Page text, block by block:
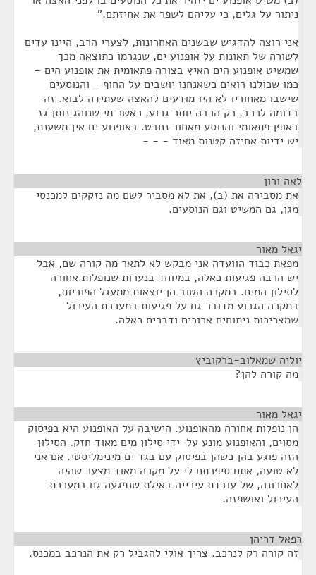
ניתור על גלים, כי עליהם לשפר את אחיזתם."
אני רוצה להדגיש שבשנים האחרונות, לצערי הרב, היינו עדים
לשורה של תאונות על אופנוע ים, שנגרמו כתוצאה מכך
שמשיט אופנוע הים האיץ בצורה פתאומית את אופנוע הים –
כמו שכולנו רואים כשאנחנו יושבים על החוף - והנוסעים
שישבו מאחוריו לא היו מודעים להאצה שעתידה לבוא. זה
בדומה לרכב, רק הרבה יותר גרוע, כאשר מי שנוהג נותן גז
באופן פתאומי והנוסע מאחור נחבט. באופנוע ים אין משענת,
יש ידיות אחיזה קטנות מאוד - - -
לאה ורון
את מסבירה את (ב), את לא מסביר לשם מה נזקקים למכנסי
מגן, גם המשיט וגם הנוסעים.
יגאל מאור
מפאת כבוד הוועדה אני מבקש לא לתאר מה קורה שם, אבל
יש הרבה פגיעות כאלה, במיוחד בנערות שנופלות אחורה
לסילון המים. במקרה הטוב הן יוצאות ממעגל הפוריות,
במקרה הגרוע מדובר גם על פגיעות במערכת העיכול
שמצריכות ניתוחים ארוכים ודברים כאלה.
יוליה שמאלוב-ברקוביץ
מה קורה להן?
יגאל מאור
הן נופלות אחורה מהאופנוע. הישיבה על האופנוע היא בפיסוק
מסוים, והאופנוע מונע על-ידי סילון מים מאוד חזק. הסילון
הזה פוגע בהן כשהן בפיסוק עם בגד ים מינימליסטי. אם אני
לא טועה, אתם סיפרתם לי על מקרה מאוד מצער שהיה
לאחרונה, של עובדת עירייה באילת שנפגעה גם במערכת
העיכול ואושפזה.
רפאל דריהן
זה קורה רק לנרכב. צריך אולי להגביל רק את הנרכב במכנס.